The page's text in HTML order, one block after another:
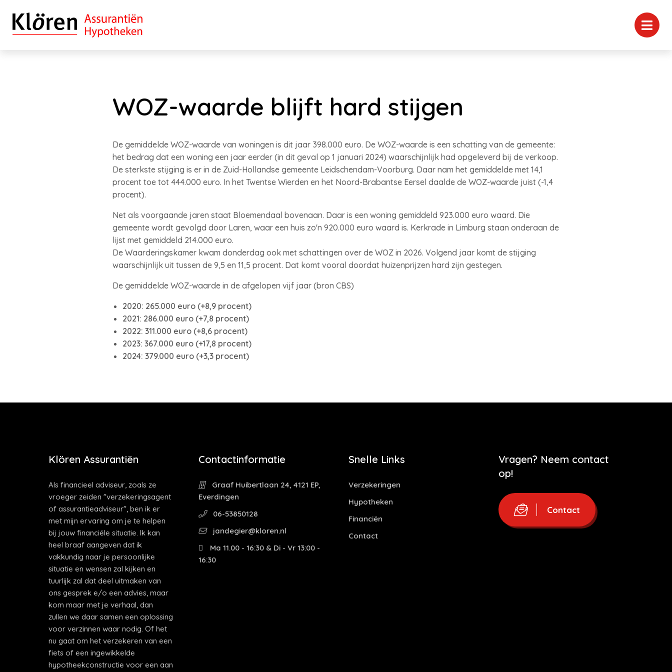
WOZ-waarde blijft hard stijgen
De gemiddelde WOZ-waarde van woningen is dit jaar 398.000 euro. De WOZ-waarde is een schatting van de gemeente:
het bedrag dat een woning een jaar eerder (in dit geval op 1 januari 2024) waarschijnlijk had opgeleverd bij de verkoop.
De sterkste stijging is er in de Zuid-Hollandse gemeente Leidschendam-Voorburg. Daar nam het gemiddelde met 14,1
procent toe tot 444.000 euro. In het Twentse Wierden en het Noord-Brabantse Eersel daalde de WOZ-waarde juist (-1,4
procent).
Net als voorgaande jaren staat Bloemendaal bovenaan. Daar is een woning gemiddeld 923.000 euro waard. Die
gemeente wordt gevolgd door Laren, waar een huis zo'n 920.000 euro waard is. Kerkrade in Limburg staan onderaan de
lijst met gemiddeld 214.000 euro.
De Waarderingskamer kwam donderdag ook met schattingen over de WOZ in 2026. Volgend jaar komt de stijging
waarschijnlijk uit tussen de 9,5 en 11,5 procent. Dat komt vooral doordat huizenprijzen hard zijn gestegen.
De gemiddelde WOZ-waarde in de afgelopen vijf jaar (bron CBS)
2020: 265.000 euro (+8,9 procent)
2021: 286.000 euro (+7,8 procent)
2022: 311.000 euro (+8,6 procent)
2023: 367.000 euro (+17,8 procent)
2024: 379.000 euro (+3,3 procent)
Klören Assurantiën
Als financieel adviseur, zoals ze
vroeger zeiden "verzekeringsagent
of assurantieadviseur", ben ik er
met mijn ervaring om je te helpen
bij jouw financiële situatie. Ik kan
heel braaf aangeven dat ik
vakkundig naar je persoonlijke
situatie en wensen zal kijken en
tuurlijk zal dat deel uitmaken van
ons gesprek e/o een advies, maar
kom maar met je verhaal, dan
zullen we daar samen een oplossing
voor verzinnen waar nodig. Of het
nu gaat om het verzekeren van een
fiets of een ingewikkelde
hypotheekconstructie voor een aan
Contactinformatie
Graaf Huibertlaan 24, 4121 EP,
Everdingen
06-53850128
jandegier@kloren.nl
Ma 11.00 - 16:30 & Di - Vr 13:00 -
16:30
Snelle Links
Verzekeringen
Hypotheken
Financiën
Contact
Vragen? Neem contact
op!
Contact